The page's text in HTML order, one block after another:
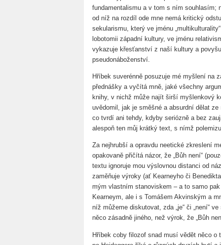
fundamentalismu a v tom s ním souhlasím;
od níž na rozdíl ode mne nemá kritický
sekularismu, který ve jménu
lobotomii západní kultury, ve jménu
vykazuje křesťanství z naší kultury a
pseudonáboženství.
Hříbek suverénně posuzuje mé myšlení na
přednášky a vyčítá mně, jaké všechny
knihy, v nichž může najít širší myšlenkový
uvědomil, jak je směšné a absurdní dělat
co tvrdí ani tehdy, kdyby seriózně a bez
alespoň ten můj krátký text, s nímž
Za nejhrubší a opravdu neetické zkreslení
opakovaně přičítá názor, že „Bůh není“
textu ignoruje mou výslovnou distanci od
zaměňuje výroky (ať Kearneyho či
mým vlastním stanoviskem – a to samo
Kearneym, ale i s Tomášem Akvinským a
níž můžeme diskutovat, zda „je“ či „není“
něco zásadně jiného, než výrok, že „Bůh
Hříbek coby filozof snad musí vědět něco o